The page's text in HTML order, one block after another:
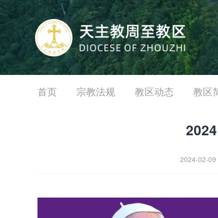
首页 宗教法规 教区动态 教区
2024-02-